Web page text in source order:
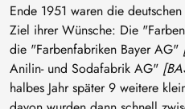
Ende 1951 waren die
Ziel ihrer Wünsche: Die
die "Farbenfabriken Bayer AG"
Anilin- und Sodafabrik AG"
halbes Jahr später 9 weitere